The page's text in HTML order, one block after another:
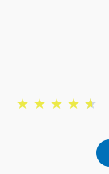
★ ★ ★ ★ ★